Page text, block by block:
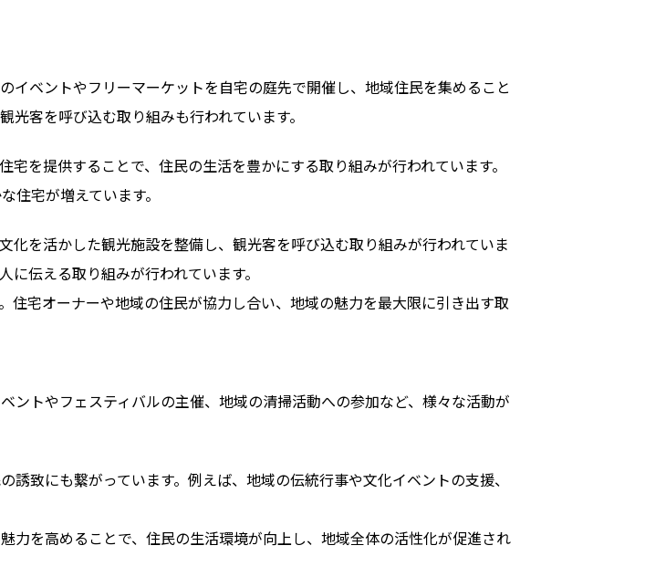
ベントやフリーマーケットを自宅の庭先で開催し、地域住民を集めること
客を呼び込む取り組みも行われています。
を提供することで、住民の生活を豊かにする取り組みが行われています。
住宅が増えています。
を活かした観光施設を整備し、観光客を呼び込む取り組みが行われていま
伝える取り組みが行われています。
宅オーナーや地域の住民が協力し合い、地域の魅力を最大限に引き出す取
トやフェスティバルの主催、地域の清掃活動への参加など、様々な活動が
致にも繋がっています。例えば、地域の伝統行事や文化イベントの支援、
を高めることで、住民の生活環境が向上し、地域全体の活性化が促進され